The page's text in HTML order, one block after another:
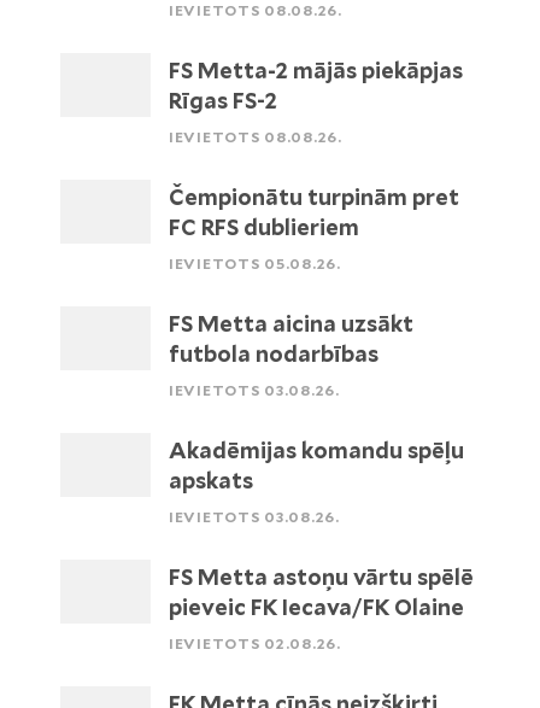
IEVIETOTS 08.08.26.
FS Metta-2 mājās piekāpjas
Rīgas FS-2
IEVIETOTS 08.08.26.
Čempionātu turpinām pret
FC RFS dublieriem
IEVIETOTS 05.08.26.
FS Metta aicina uzsākt
futbola nodarbības
IEVIETOTS 03.08.26.
Akadēmijas komandu spēļu
apskats
IEVIETOTS 03.08.26.
FS Metta astoņu vārtu spēlē
pieveic FK Iecava/FK Olaine
IEVIETOTS 02.08.26.